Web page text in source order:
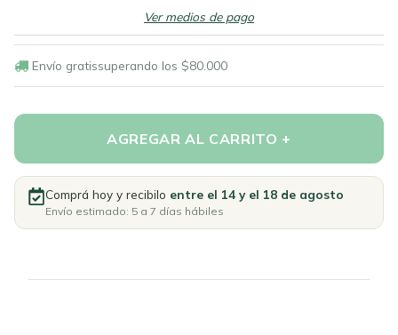
Ver medios de pago
Envío gratissuperando los $80.000
Comprá hoy y recibilo entre el 14 y el 18 de agosto
Envío estimado: 5 a 7 días hábiles